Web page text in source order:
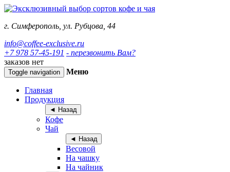
г. Симферополь, ул. Рубцова, 44
info@coffee-exclusive.ru
+7 978 57-45-191 - перезвонить Вам?
заказов нет
Toggle navigation Меню
Главная
Продукция
◄ Назад
Кофе
Чай
◄ Назад
Весовой
На чашку
На чайник